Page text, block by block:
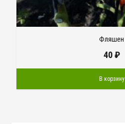
Фляшен
40₽
В корзину